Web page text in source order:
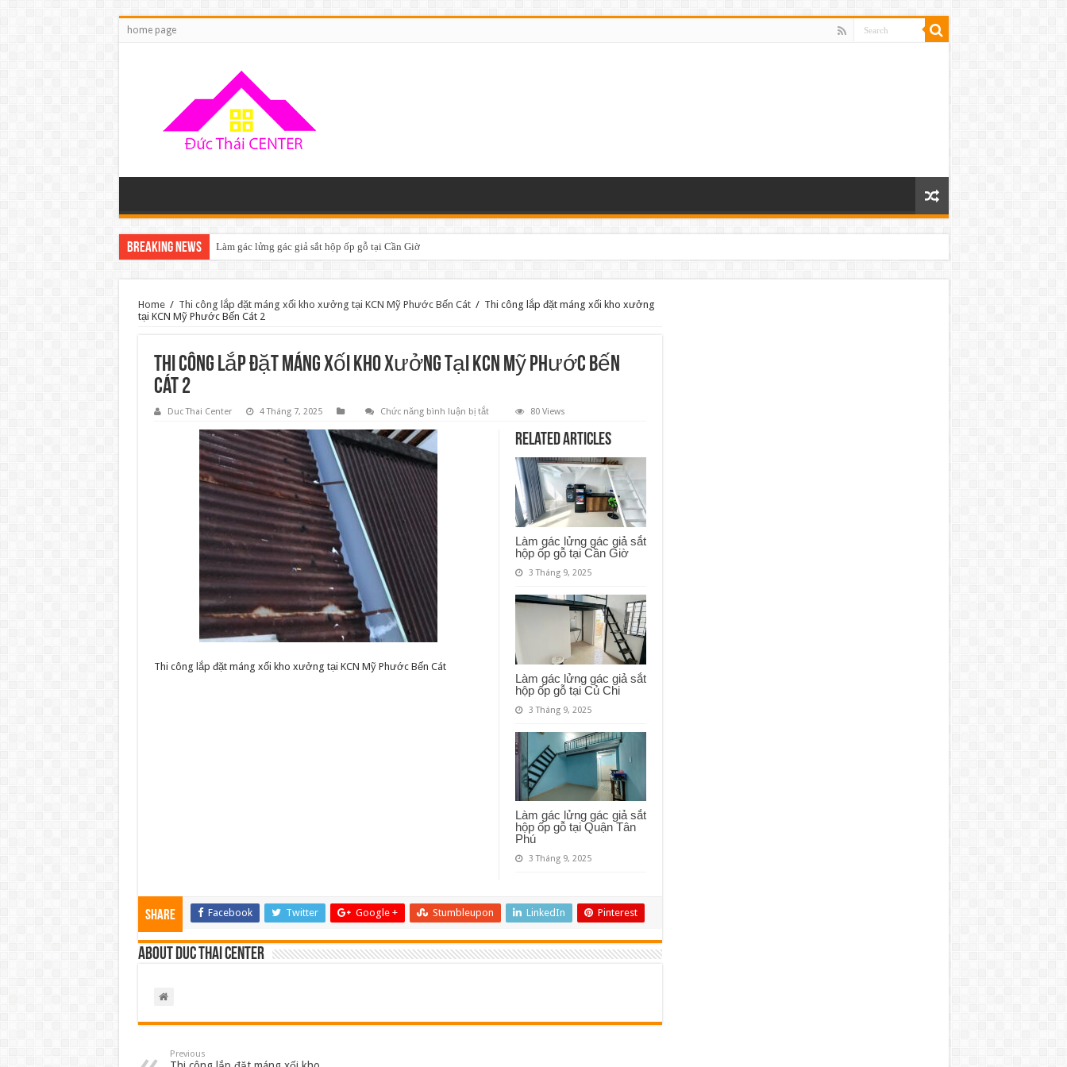
home page
Breaking News Làm gác lửng gác giả sắt hộp ốp gỗ tại Cần Giờ
Home / Thi công lắp đặt máng xối kho xưởng tại KCN Mỹ Phước Bến Cát / Thi công lắp đặt máng xối kho xưởng
tại KCN Mỹ Phước Bến Cát 2
Thi công lắp đặt máng xối kho xưởng tại KCN Mỹ Phước Bến
Cát 2
Duc Thai Center 4 Tháng 7, 2025 Chức năng bình luận bị tắtở
80 Views
Related Articles
Làm gác lửng gác giả sắt
hộp ốp gỗ tại Cần Giờ
3 Tháng 9, 2025
Làm gác lửng gác giả sắt
hộp ốp gỗ tại Củ Chi
3 Tháng 9, 2025
Làm gác lửng gác giả sắt
hộp ốp gỗ tại Quận Tân
Phú
3 Tháng 9, 2025
Thi công lắp đặt máng xối kho xưởng tại KCN Mỹ Phước Bến Cát
Share Facebook Twitter Google + Stumbleupon LinkedIn Pinterest
About Duc Thai Center
Previous